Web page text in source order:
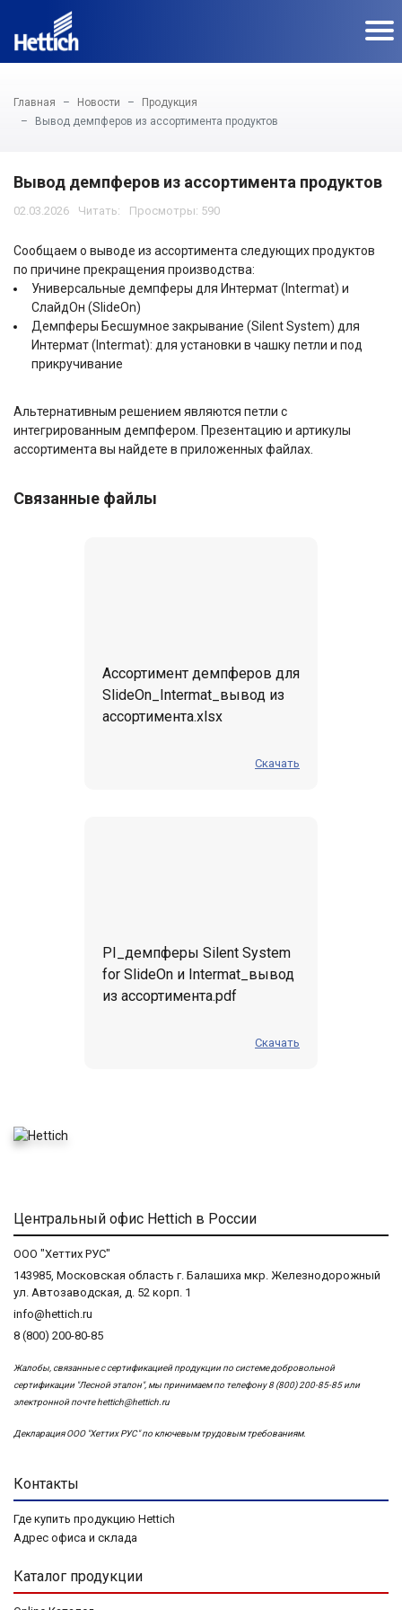
Главная Новости
Продукция
Вывод демпферов из ассортимента продуктов
Вывод демпферов из ассортимента продуктов
02.03.2026 Просмотры: 590
Сообщаем о выводе из ассортимента следующих продуктов
по причине прекращения производства:
Универсальные демпферы для Интермат (Intermat) и
СлайдОн (SlideOn)
Демпферы Бесшумное закрывание (Silent System) для
Интермат (Intermat): для установки в чашку петли и под
прикручивание
Альтернативным решением являются петли с
интегрированным демпфером. Презентацию и артикулы
ассортимента вы найдете в приложенных файлах.
Связанные файлы
Ассортимент демпферов для
SlideOn_Intermat_вывод из
ассортимента.xlsx
Скачать
PI_демпферы Silent System
for SlideOn и Intermat_вывод
из ассортимента.pdf
Скачать
Центральный офис Hettich в России
ООО "Хеттих РУС"
143985, Московская область г. Балашиха мкр. Железнодорожный
ул. Автозаводская, д. 52 корп. 1
info@hettich.ru
8 (800) 200-80-85
Жалобы, связанные с сертификацией продукции по системе добровольной
сертификации "Лесной эталон", мы принимаем по телефону 8 (800) 200-85-85 или
электронной почтеhettich@hettich.ru
Декларация ООО "Хеттих РУС" по ключевым трудовым требованиям.
Контакты
Где купить продукцию Hettich
Адрес офиса и склада
Каталог продукции